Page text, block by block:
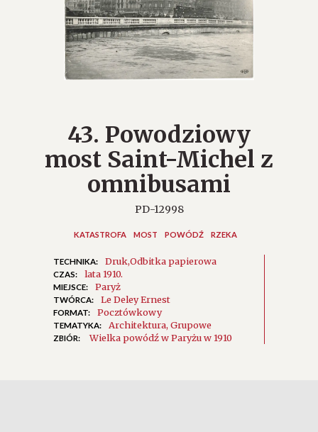
43. Powodziowy
most Saint-Michel z
omnibusami
PD-12998
KATASTROFA MOST POWÓDŹ RZEKA
TECHNIKA: DrukOdbitka papierowa
CZAS: lata 1910.
MIEJSCE: Paryż
TWÓRCA: Le Deley Ernest
FORMAT: Pocztówkowy
TEMATYKA: Architektura Grupowe
ZBIÓR: Wielka powódź w Paryżu w 1910